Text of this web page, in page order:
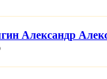
Александр